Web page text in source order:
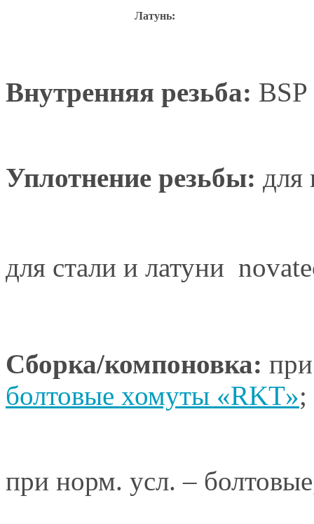
Латунь:
Внутренняя резьба:
Уплотнение резьбы: для
для стали и латуни 
Сборка/компоновка:
болтовые хомуты «RKT»;
при норм. усл. –